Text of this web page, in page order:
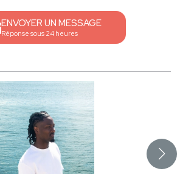
ENVOYER UN MESSAGE
Réponse sous 24 heures